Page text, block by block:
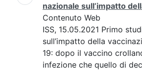
nazionale sull’impatto
Contenuto Web
ISS, 15.05.2021 Primo
sull’impatto della
19: dopo il vaccino
infezione che quello di